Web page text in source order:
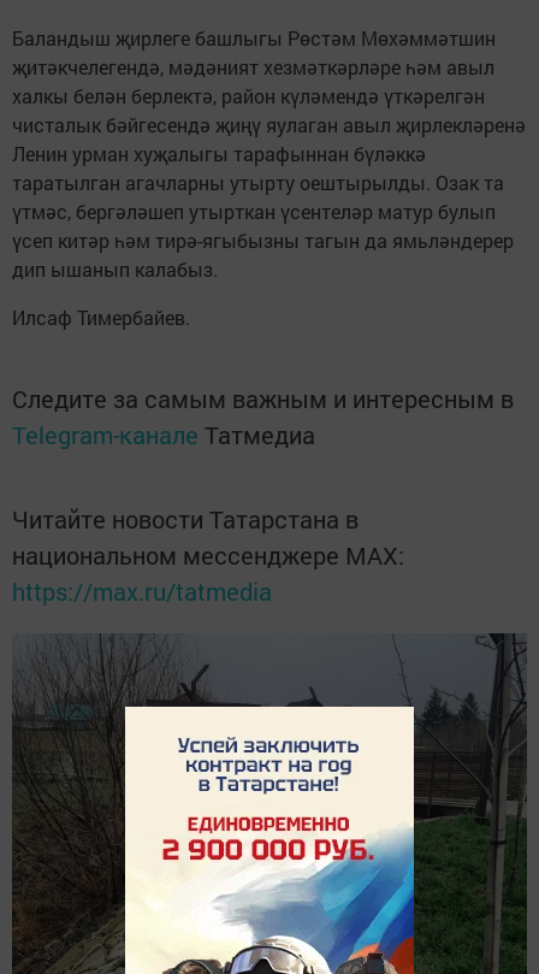
Баландыш җирлеге башлыгы Рөстәм Мөхәммәтшин
җитәкчелегендә, мәдәният хезмәткәрләре һәм авыл
халкы белән берлектә, район күләмендә үткәрелгән
чисталык бәйгесендә җиңү яулаган авыл җирлекләренә
Ленин урман хуҗалыгы тарафыннан бүләккә
таратылган агачларны утырту оештырылды. Озак та
үтмәс, бергәләшеп утырткан үсентеләр матур булып
үсеп китәр һәм тирә-ягыбызны тагын да ямьләндерер
дип ышанып калабыз.
Илсаф Тимербайев.
Следите за самым важным и интересным в
Telegram-канале Татмедиа
Читайте новости Татарстана в
национальном мессенджере MАХ:
https://max.ru/tatmedia